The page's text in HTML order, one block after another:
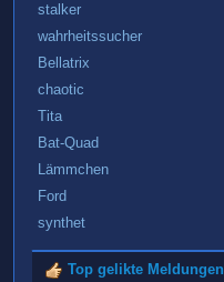
stalker
wahrheitssucher
Bellatrix
chaotic
Tita
Bat-Quad
Lämmchen
Ford
synthet
Top gelikte Meldungen